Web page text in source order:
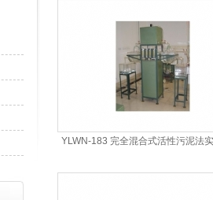
YLWN-183 完全混合式活性污泥法